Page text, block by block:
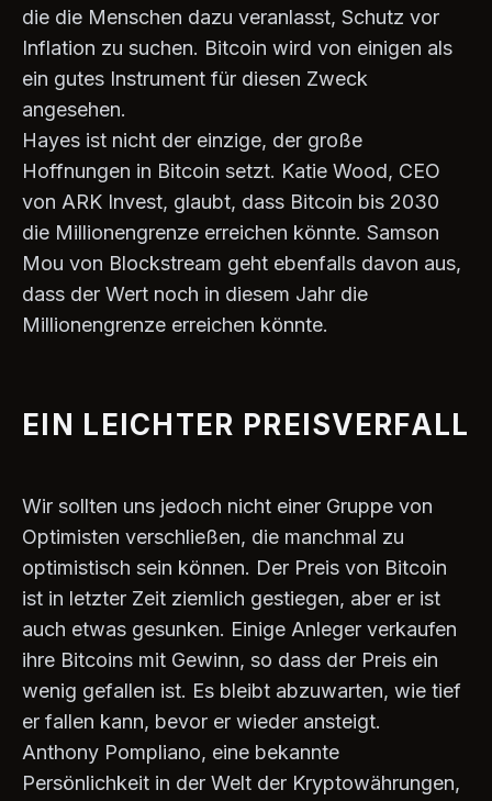
die die Menschen dazu veranlasst, Schutz vor
Inflation zu suchen. Bitcoin wird von einigen als
ein gutes Instrument für diesen Zweck
angesehen.
Hayes ist nicht der einzige, der große
Hoffnungen in Bitcoin setzt. Katie Wood, CEO
von ARK Invest, glaubt, dass Bitcoin bis 2030
die Millionengrenze erreichen könnte. Samson
Mou von Blockstream geht ebenfalls davon aus,
dass der Wert noch in diesem Jahr die
Millionengrenze erreichen könnte.
EIN LEICHTER PREISVERFALL
Wir sollten uns jedoch nicht einer Gruppe von
Optimisten verschließen, die manchmal zu
optimistisch sein können. Der Preis von Bitcoin
ist in letzter Zeit ziemlich gestiegen, aber er ist
auch etwas gesunken. Einige Anleger verkaufen
ihre Bitcoins mit Gewinn, so dass der Preis ein
wenig gefallen ist. Es bleibt abzuwarten, wie tief
er fallen kann, bevor er wieder ansteigt.
Anthony Pompliano, eine bekannte
Persönlichkeit in der Welt der Kryptowährungen,